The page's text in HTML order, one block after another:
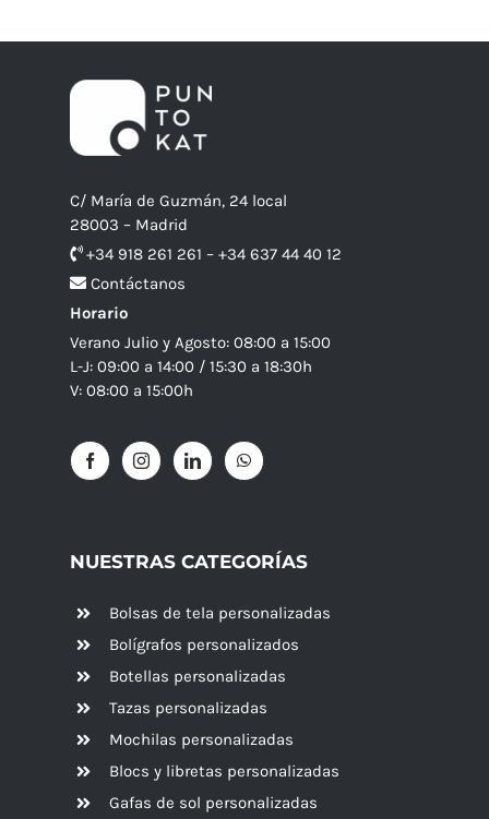
C/ María de Guzmán, 24 local
28003 – Madrid
+34 918 261 261 – +34 637 44 40 12
Contáctanos
Horario
Verano Julio y Agosto: 08:00 a 15:00
L-J: 09:00 a 14:00 / 15:30 a 18:30h
V: 08:00 a 15:00h
NUESTRAS CATEGORÍAS
Bolsas de tela personalizadas
Bolígrafos personalizados
Botellas personalizadas
Tazas personalizadas
Mochilas personalizadas
Blocs y libretas personalizadas
Gafas de sol personalizadas